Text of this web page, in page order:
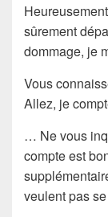
sûrement
dommage, je
Vous
Allez, je
… Ne vous
compte est
veulent pas